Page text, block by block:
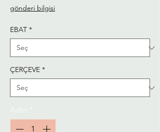
gönderi bilgisi
EBAT *
ÇERÇEVE *